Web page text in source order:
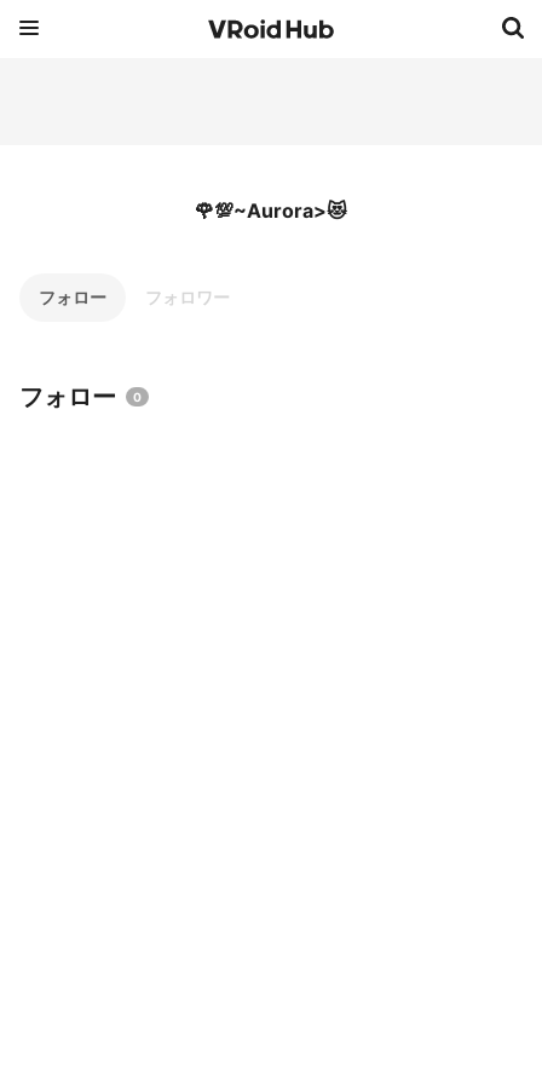
🌹💯~Aurora>😻
フォロー フォロワー
フォロー 0